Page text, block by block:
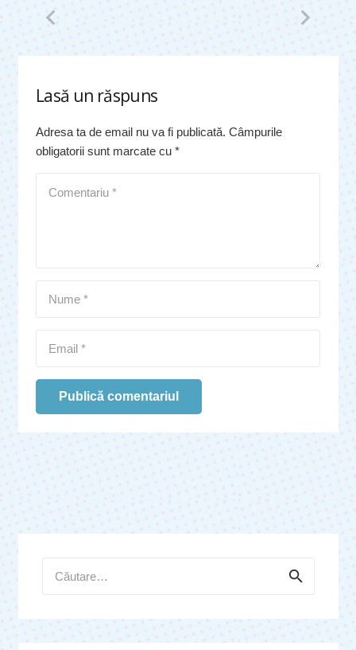
Lasă un răspuns
Adresa ta de email nu va fi publicată. Câmpurile
obligatorii sunt marcate cu *
Publică comentariul
după: